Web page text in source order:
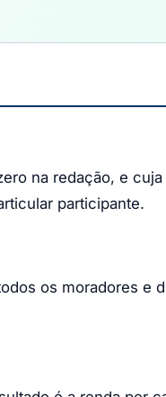
na redação, e
participante.
os moradores e